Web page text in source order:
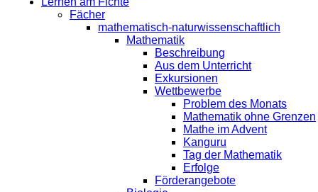
Fächer
mathematisch-naturwissenschaftlich
Mathematik
Beschreibung
Aus dem Unterricht
Exkursionen
Wettbewerbe
Problem des Monats
Mathematik ohne Grenzen
Mathe im Advent
Kanguru
Tag der Mathematik
Erfolge
Förderangebote